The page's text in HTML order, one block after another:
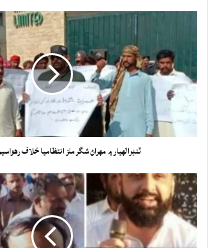
ٽنڊوالهيار ۾ مهراڻ شگر ملز انتظاميا خلاف